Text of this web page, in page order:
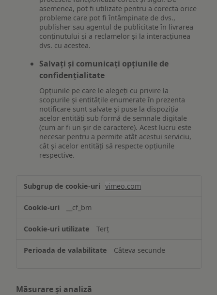
asemenea, pot fi utilizate pentru a corecta orice
probleme care pot fi întâmpinate de dvs.,
publisher sau agentul de publicitate în livrarea
conținutului și a reclamelor și la interacțiunea
dvs. cu acestea.
Salvați și comunicați opțiunile de
confidențialitate
Opțiunile pe care le alegeți cu privire la
scopurile și entitățile enumerate în prezenta
notificare sunt salvate și puse la dispoziția
acelor entități sub formă de semnale digitale
(cum ar fi un șir de caractere). Acest lucru este
necesar pentru a permite atât acestui serviciu,
cât și acelor entități să respecte opțiunile
respective.
funcționalităților
ului
vimeo.com
__cf_bm
Terț
Câteva secunde
Măsurare și analiză